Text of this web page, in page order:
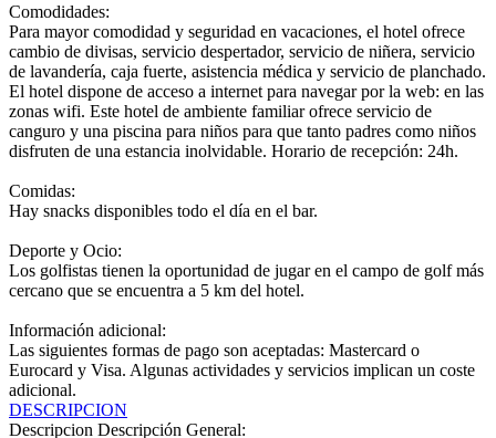
Comodidades:
Para mayor comodidad y seguridad en vacaciones, el hotel ofrece
cambio de divisas, servicio despertador, servicio de niñera, servicio
de lavandería, caja fuerte, asistencia médica y servicio de planchado.
El hotel dispone de acceso a internet para navegar por la web: en las
zonas wifi. Este hotel de ambiente familiar ofrece servicio de
canguro y una piscina para niños para que tanto padres como niños
disfruten de una estancia inolvidable. Horario de recepción: 24h.
Comidas:
Hay snacks disponibles todo el día en el bar.
Deporte y Ocio:
Los golfistas tienen la oportunidad de jugar en el campo de golf más
cercano que se encuentra a 5 km del hotel.
Información adicional:
Las siguientes formas de pago son aceptadas: Mastercard o
Eurocard y Visa. Algunas actividades y servicios implican un coste
adicional.
DESCRIPCION
Descripcion Descripción General: